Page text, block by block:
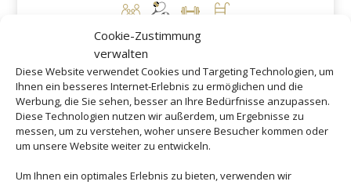
Cookie-Zustimmung
verwalten
Diese Website verwendet Cookies und Targeting Technologien, um
Ihnen ein besseres Internet-Erlebnis zu ermöglichen und die
Werbung, die Sie sehen, besser an Ihre Bedürfnisse anzupassen.
Diese Technologien nutzen wir außerdem, um Ergebnisse zu
messen, um zu verstehen, woher unsere Besucher kommen oder
um unsere Website weiter zu entwickeln.
Um Ihnen ein optimales Erlebnis zu bieten, verwenden wir
ab 532 €